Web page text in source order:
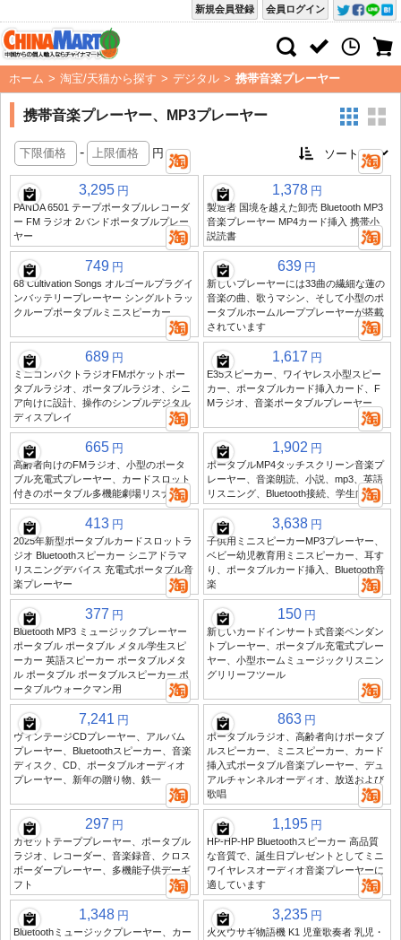
会員ログイン
新規会員登録
ホーム > 淘宝/天猫から探す > デジタル > 携帯音楽プレーヤー
携帯音楽プレーヤー、MP3プレーヤー
- 円
3,295 円
PANDA 6501 テープポータブルレコーダ
ー FM ラジオ 2バンドポータブルプレー
ヤー
1,378 円
製造者 国境を越えた卸売 Bluetooth MP3
音楽プレーヤー MP4カード挿入 携帯小
説読書
749 円
68 Cultivation Songs オルゴールプラグイ
ンバッテリープレーヤー シングルトラッ
クループポータブルミニスピーカー
639 円
新しいプレーヤーには33曲の繊細な蓮の
音楽の曲、歌うマシン、そして小型のポ
ータブルホームループプレーヤーが搭載
されています
689 円
ミニコンパクトラジオFMポケットポー
タブルラジオ、ポータブルラジオ、シニ
ア向けに設計、操作のシンプルデジタル
ディスプレイ
1,617 円
E35スピーカー、ワイヤレス小型スピー
カー、ポータブルカード挿入カード、F
Mラジオ、音楽ポータブルプレーヤー
665 円
高齢者向けのFMラジオ、小型のポータ
ブル充電式プレーヤー、カードスロット
付きのポータブル多機能劇場リスナー
1,902 円
ポータブルMP4タッチスクリーン音楽プ
レーヤー、音楽朗読、小説、mp3、英語
リスニング、Bluetooth接続、学生向け
413 円
2025年新型ポータブルカードスロットラ
ジオ Bluetoothスピーカー シニアドラマ
リスニングデバイス 充電式ポータブル音
楽プレーヤー
3,638 円
子供用ミニスピーカーMP3プレーヤー、
ベビー幼児教育用ミニスピーカー、耳す
り、ポータブルカード挿入、Bluetooth音
楽
377 円
Bluetooth MP3 ミュージックプレーヤー
ポータブル ポータブル メタル学生スピ
ーカー 英語スピーカー ポータブルメタ
ル ポータブル ポータブルスピーカー ポ
ータブルウォークマン用
150 円
新しいカードインサート式音楽ペンダン
トプレーヤー、ポータブル充電式プレー
ヤー、小型ホームミュージックリスニン
グリリーフツール
7,241 円
ヴィンテージCDプレーヤー、アルバム
プレーヤー、Bluetoothスピーカー、音楽
ディスク、CD、ポータブルオーディオ
プレーヤー、新年の贈り物、鉄一
863 円
ポータブルラジオ、高齢者向けポータブ
ルスピーカー、ミニスピーカー、カード
挿入式ポータブル音楽プレーヤー、デュ
アルチャンネルオーディオ、放送および
歌唱
297 円
カセットテーププレーヤー、ポータブル
ラジオ、レコーダー、音楽録音、クロス
ボーダープレーヤー、多機能子供デーギ
フト
1,195 円
HP-HP-HP Bluetoothスピーカー 高品質
な音質で、誕生日プレゼントとしてミニ
ワイヤレスオーディオ音楽プレーヤーに
適しています
1,348 円
Bluetoothミュージックプレーヤー、カー
3,235 円
火火ウサギ物語機 K1 児童歌奏者 乳児・